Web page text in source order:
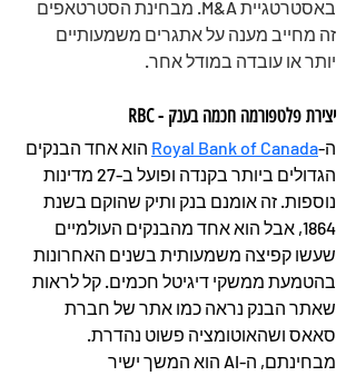
באסטרטגיית M&A. מבחינת הסטרטאפים
זה מחייב מענה על אתגרים משמעותיים
יותר או עובדה במודל אחר.
יצירת פלטפורמה חכמה בענק - RBC
ה-Royal Bank of Canada הוא אחד הבנקים
הגדולים ביותר בקנדה ופועל ב-27 מדינות
נוספות. זה אומנם בנק ותיק שהוקם בשנת
1864, אבל הוא אחד מהבנקים העולמיים
שעשו קפיצה משמעותית בשנים האחרונות
בהטמעת ממשקי דיגיטל חכמים. קל לראות
שאתר הבנק נראה כמו אתר של חברת
סאאס ושהאוטומציה פשוט נהדרת.
מבחינתם, ה-AI הוא המשך ישיר